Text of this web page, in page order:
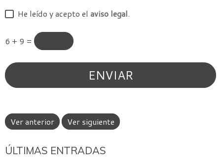
He leído y acepto el aviso legal.
6 + 9 =
Ver anterior Ver siguiente
ÚLTIMAS ENTRADAS